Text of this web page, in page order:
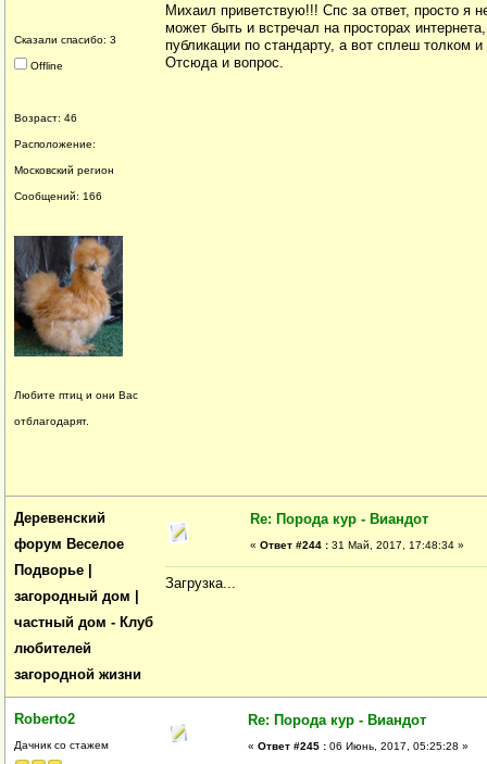
Сказали спасибо: 3
Offline
Возраст: 46
Расположение:
Московский регион
Сообщений: 166
Любите птиц и они Вас
отблагодарят.
Михаил приветствую!!! Спс за ответ, просто я
может быть и встречал на просторах
публикации по стандарту, а вот сплеш толком
Отсюда и вопрос.
Деревенский
форум Веселое
Подворье |
загородный дом |
частный дом - Клуб
любителей
загородной жизни
Re: Порода кур - Виандот
« Ответ #244 : 31 Май, 2017, 17:48:34 »
Загрузка...
Roberto2
Дачник со стажем
Re: Порода кур - Виандот
« Ответ #245 : 06 Июнь, 2017, 05:25:28 »